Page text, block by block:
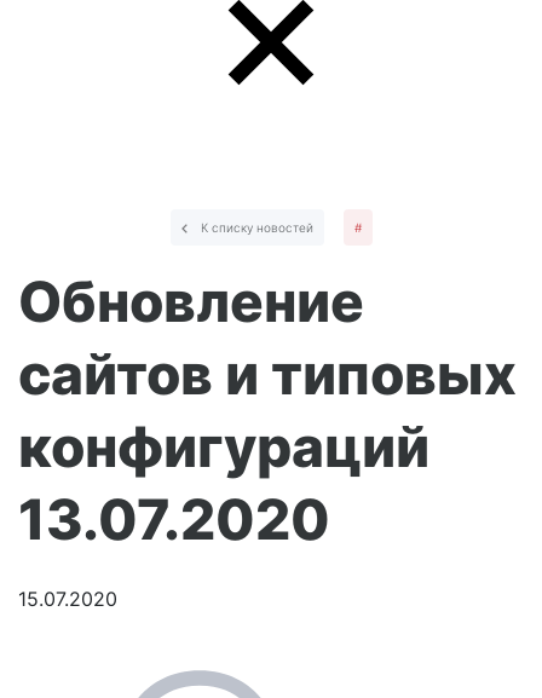
К списку новостей #
Обновление
сайтов и типовых
конфигураций
13.07.2020
15.07.2020